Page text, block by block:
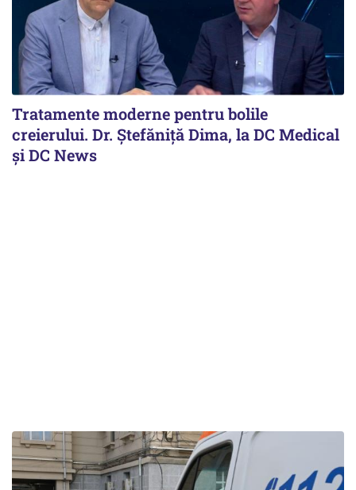
Tratamente moderne pentru bolile
creierului. Dr. Ștefăniță Dima, la DC Medical
și DC News